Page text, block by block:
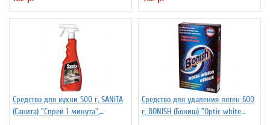
Средство для кухни 500 г, SANITA
(Санита) "Спрей 1 минута",
Средство для удаления пятен 600
г, BONISH (Бониш) "Optic white